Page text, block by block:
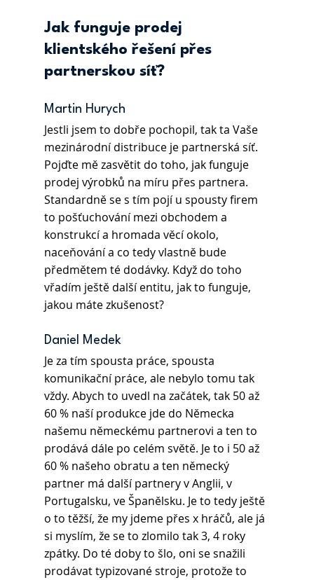
Jak funguje prodej
klientského řešení přes
partnerskou síť?
Martin Hurych
Jestli jsem to dobře pochopil, tak ta Vaše
mezinárodní distribuce je partnerská síť.
Pojďte mě zasvětit do toho, jak funguje
prodej výrobků na míru přes partnera.
Standardně se s tím pojí u spousty firem
to pošťuchování mezi obchodem a
konstrukcí a hromada věcí okolo,
naceňování a co tedy vlastně bude
předmětem té dodávky. Když do toho
vřadím ještě další entitu, jak to funguje,
jakou máte zkušenost?
Daniel Medek
Je za tím spousta práce, spousta
komunikační práce, ale nebylo tomu tak
vždy. Abych to uvedl na začátek, tak 50 až
60 % naší produkce jde do Německa
našemu německému partnerovi a ten to
prodává dále po celém světě. Je to i 50 až
60 % našeho obratu a ten německý
partner má další partnery v Anglii, v
Portugalsku, ve Španělsku. Je to tedy ještě
o to těžší, že my jdeme přes x hráčů, ale já
si myslím, že se to zlomilo tak 3, 4 roky
zpátky. Do té doby to šlo, oni se snažili
prodávat typizované stroje, protože to